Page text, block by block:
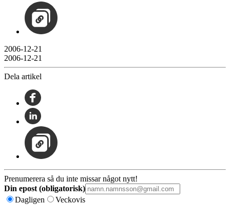
2006-12-21
2006-12-21
Dela artikel
Prenumerera så du inte missar något nytt!
Din epost (obligatorisk)
Dagligen
Veckovis